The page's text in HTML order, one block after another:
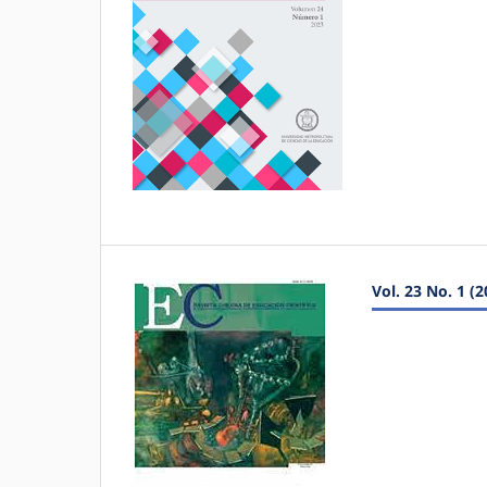
Vol. 23 No. 1